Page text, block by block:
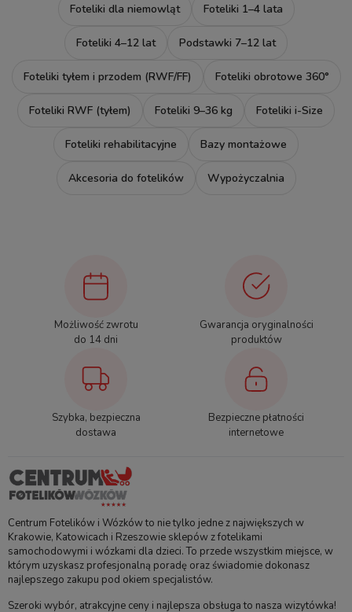
Foteliki dla niemowląt Foteliki 1–4 lata
Foteliki 4–12 lat Podstawki 7–12 lat
Foteliki tyłem i przodem (RWF/FF) Foteliki obrotowe 360°
Foteliki RWF (tyłem) Foteliki 9–36 kg Foteliki i-Size
Foteliki rehabilitacyjne Bazy montażowe
Akcesoria do fotelików Wypożyczalnia
Możliwość zwrotu
do 14 dni
Gwarancja oryginalności
produktów
Szybka, bezpieczna
dostawa
Bezpieczne płatności
internetowe
Centrum Fotelików i Wózków to nie tylko jedne z największych w
Krakowie, Katowicach i Rzeszowie sklepów z fotelikami
samochodowymi i wózkami dla dzieci. To przede wszystkim miejsce, w
którym uzyskasz profesjonalną poradę oraz świadomie dokonasz
najlepszego zakupu pod okiem specjalistów.
Szeroki wybór, atrakcyjne ceny i najlepsza obsługa to nasza wizytówka!